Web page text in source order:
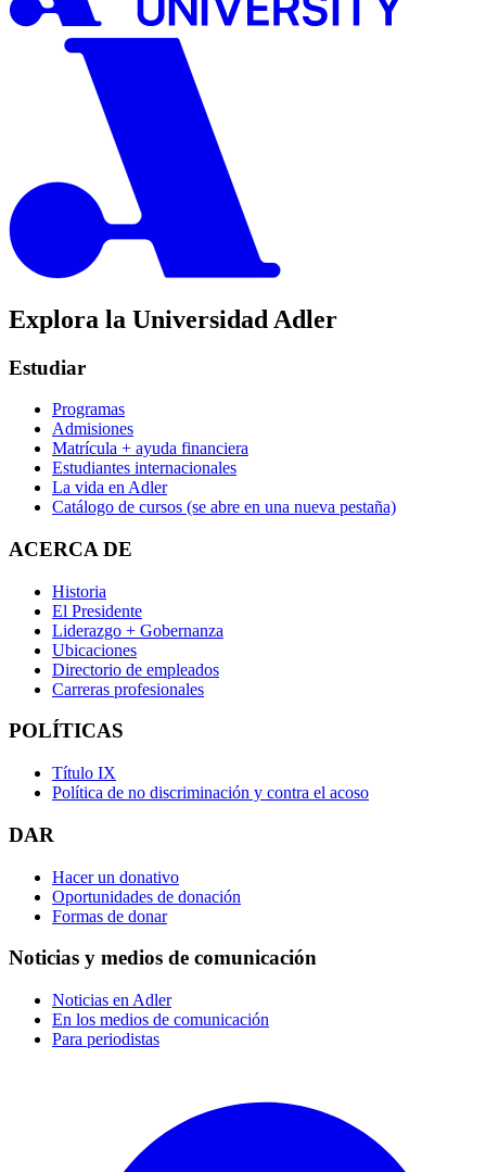
Explora la Universidad Adler
Estudiar
Programas
Admisiones
Matrícula + ayuda financiera
Estudiantes internacionales
La vida en Adler
Catálogo de cursos (se abre en una nueva pestaña)
ACERCA DE
Historia
El Presidente
Liderazgo + Gobernanza
Ubicaciones
Directorio de empleados
Carreras profesionales
POLÍTICAS
Título IX
Política de no discriminación y contra el acoso
DAR
Hacer un donativo
Oportunidades de donación
Formas de donar
Noticias y medios de comunicación
Noticias en Adler
En los medios de comunicación
Para periodistas